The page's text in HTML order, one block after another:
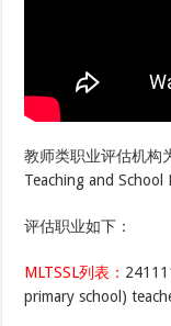
教师类职业评估机构
Teaching and School
评估职业如下：
MLTSSL列表：
primary school)